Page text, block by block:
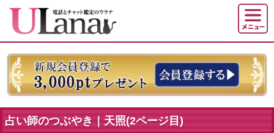
占い師のつぶやき｜天照(2ページ目)